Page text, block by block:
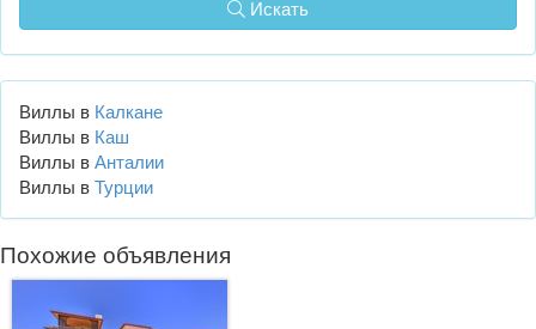
Искать
Виллы в Калкане
Виллы в Каш
Виллы в Анталии
Виллы в Турции
Похожие объявления